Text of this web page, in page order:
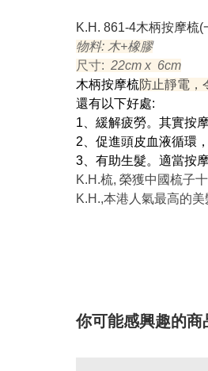
K.H. 861-4木柄按摩梳(
物料: 木+橡膠
尺寸: 22cm x 6cm
木柄按摩梳防止靜電，
還有以下好處:
1、緩解疲勞。其實按
2、促進頭皮血液循環
3、有助生髮。適當按
K.H.梳, 榮獲中國梳子
K.H.,本港人氣最高的
你可能感興趣的商